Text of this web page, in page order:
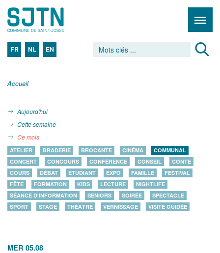
FR NL EN
Accueil
Aujourd'hui
Cette semaine
Ce mois
ATELIER BRADERIE BROCANTE CINÉMA
COMMUNAL
CONCERT
CONCOURS CONFÉRENCE CONSEIL
CONTE
COURS
DÉBAT ETUDIANT EXPO FAMILLE
FESTIVAL
FÊTE
FORMATION KIDS LECTURE
NIGHTLIFE
SÉANCE D'INFORMATION
SENIORS SOIRÉE
SPECTACLE
SPORT
STAGE THÉÂTRE VERNISSAGE VISITE GUIDÉE
MER 05.08